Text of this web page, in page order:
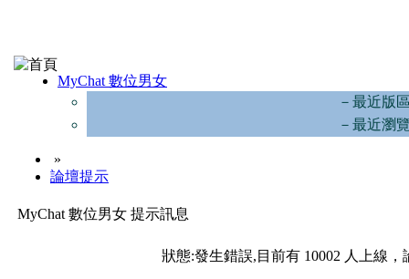
MyChat 數位男女
－最近版
－最近瀏
»
論壇提示
MyChat 數位男女 提示訊息
狀態:發生錯誤,目前有 10002 人上線